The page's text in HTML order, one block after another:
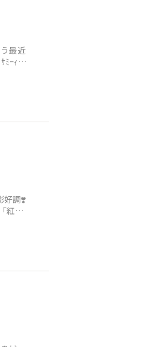
最近
ﾐｰｨ!
好調❣️
紅猿